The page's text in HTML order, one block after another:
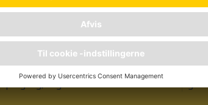
En skinnende pels og en smuk hud er
tegn på, at hundens ernæring er optimal.
Det sørger værdifulde fedtsyrer,
vitaminer, zink og kobber for - i en let
optagelig, organisk bundet form.